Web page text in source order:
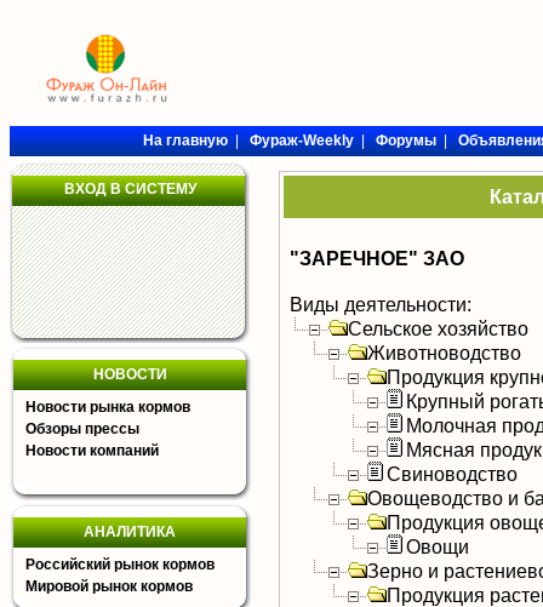
На главную|Фураж-Weekly|Форумы|
ВХОД В СИСТЕМУ
НОВОСТИ
Новости рынка кормов
Обзоры прессы
Новости компаний
АНАЛИТИКА
Российский рынок кормов
Мировой рынок кормов
"ЗАРЕЧНОЕ" ЗАО
Виды деятельности:
Сельское хозяйство
Животноводство
Продукция
Крупный
Молочная
Мясная
Свиноводство
Овощеводство и
Продукция
Овощи
Зерно и
Продукция